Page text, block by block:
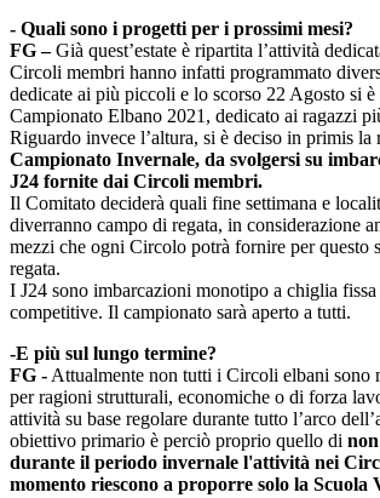
- Quali sono i progetti per i prossimi mesi?
FG –Già quest’estate è ripartita l’attività
Circoli membri hanno infatti programmato
dedicate ai più piccoli e lo scorso 22 Agosto si
Campionato Elbano 2021, dedicato ai ragazzi
Riguardo invece l’altura, si è deciso in primis la
Campionato Invernale, da svolgersi su
J24 fornite dai Circoli membri.
Il Comitato deciderà quali fine settimana e
diverranno campo di regata, in considerazione
mezzi che ogni Circolo potrà fornire per questo
regata.
I J24 sono imbarcazioni monotipo a chiglia
competitive. Il campionato sarà aperto a tutti.
-E più sul lungo termine?
FG - Attualmente non tutti i Circoli elbani sono
per ragioni strutturali, economiche o di forza
attività su base regolare durante tutto l’arco
obiettivo primario è perciò proprio quello di non
durante il periodo invernale l'attività nei
momento riescono a proporre solo la Scuola